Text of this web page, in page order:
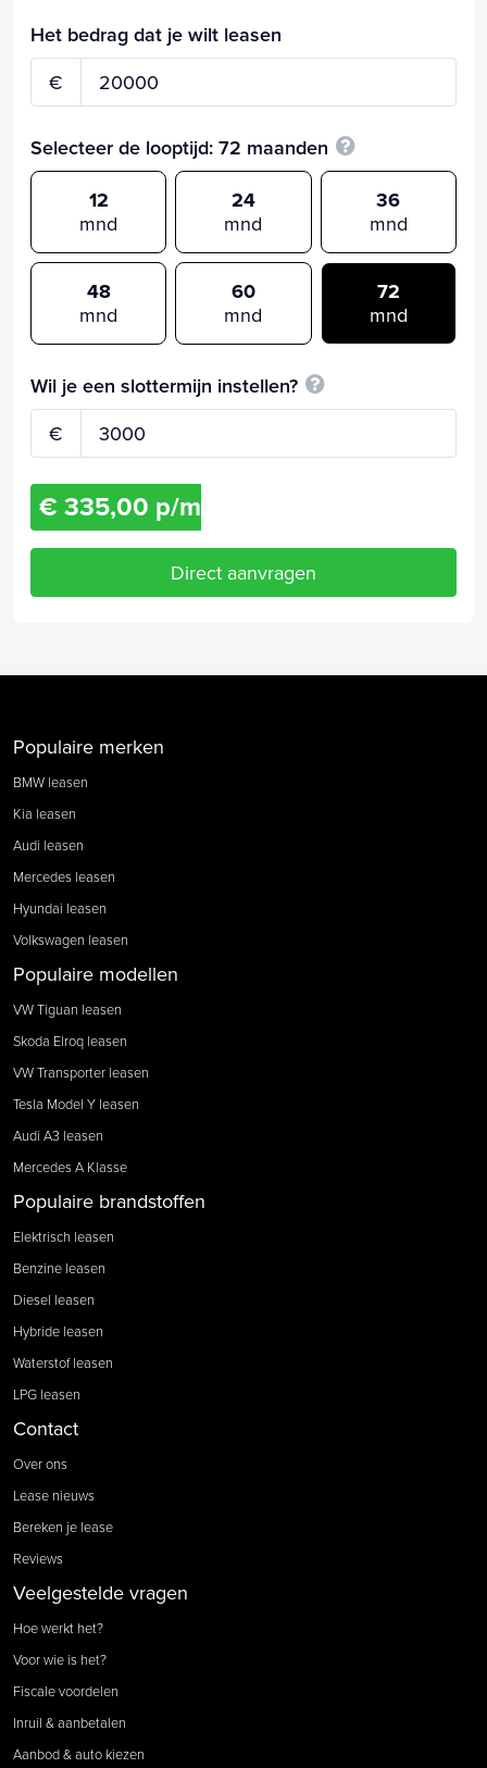
Het bedrag dat je wilt leasen
€
Selecteer de looptijd: 72 maanden
12
mnd
24
mnd
36
mnd
48
mnd
60
mnd
72
mnd
Wil je een slottermijn instellen?
€
€ 335,00 p/m
Direct aanvragen
Populaire merken
BMW leasen
Kia leasen
Audi leasen
Mercedes leasen
Hyundai leasen
Volkswagen leasen
Populaire modellen
VW Tiguan leasen
Skoda Elroq leasen
VW Transporter leasen
Tesla Model Y leasen
Audi A3 leasen
Mercedes A Klasse
Populaire brandstoffen
Elektrisch leasen
Benzine leasen
Diesel leasen
Hybride leasen
Waterstof leasen
LPG leasen
Contact
Over ons
Lease nieuws
Bereken je lease
Reviews
Veelgestelde vragen
Hoe werkt het?
Voor wie is het?
Fiscale voordelen
Inruil & aanbetalen
Aanbod & auto kiezen